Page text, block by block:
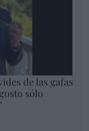
de las gafas
sólo